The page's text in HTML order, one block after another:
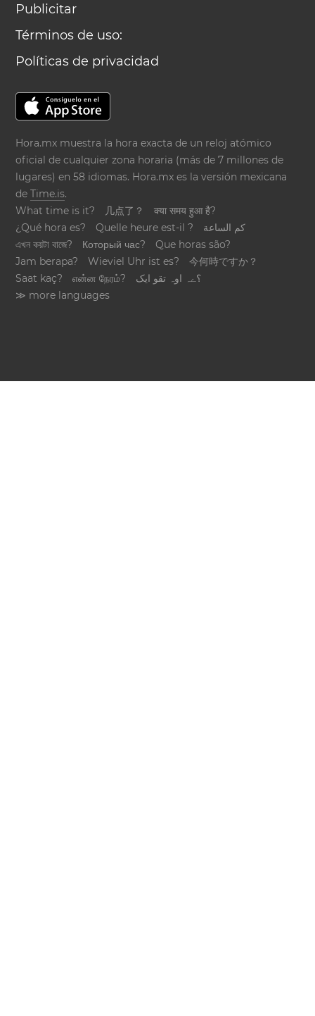
Publicitar
Términos de uso:
Políticas de privacidad
Hora.mx muestra la hora exacta de un reloj atómico
oficial de cualquier zona horaria (más de 7 millones de
lugares) en 58 idiomas. Hora.mx es la versión mexicana
deTime.is.
What time is it?
几点了？
क्या समय हुआ है?
¿Qué hora es?
Quelle heure est-il ?
كم الساعة
এখন কয়টা বাজে?
Который час?
Que horas são?
Jam berapa?
Wieviel Uhr ist es?
今何時ですか？
Saat kaç?
என்ன நேரம்?
؟ےہ اوہ تقو ایک
≫ more languages